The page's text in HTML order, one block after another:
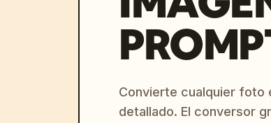
Convierte cualquier foto
detallado. El conversor